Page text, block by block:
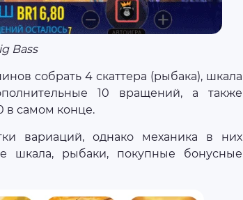
Bass
собрать 4 скаттера (рыбака), шкала
10 вращений, а также
в самом конце.
вариаций, однако механика в них
шкала, рыбаки, покупные бонусные